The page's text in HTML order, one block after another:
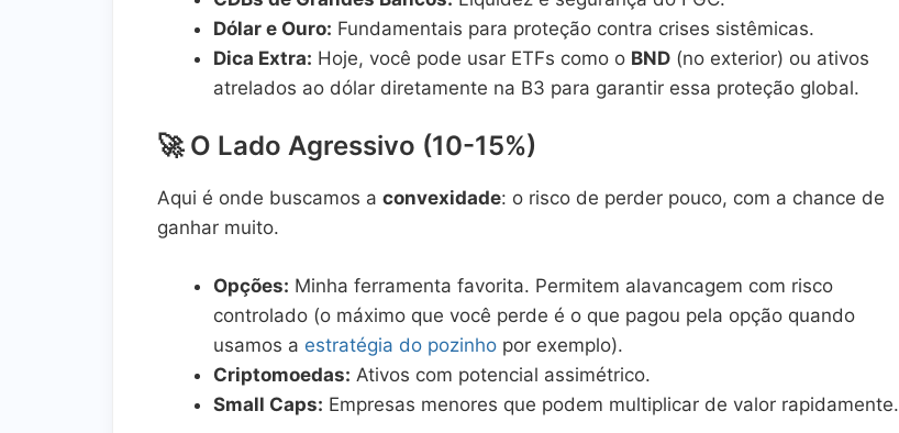
Dólar e Ouro: Fundamentais para proteção contra crises sistêmicas.
Dica Extra: Hoje, você pode usar ETFs como o BND (no exterior) ou ativos
atrelados ao dólar diretamente na B3 para garantir essa proteção global.
🚀 O Lado Agressivo (10-15%)
Aqui é onde buscamos a convexidade: o risco de perder pouco, com a chance de
ganhar muito.
Opções: Minha ferramenta favorita. Permitem alavancagem com risco
controlado (o máximo que você perde é o que pagou pela opção quando
usamos a estratégia do pozinho por exemplo).
Criptomoedas: Ativos com potencial assimétrico.
Small Caps: Empresas menores que podem multiplicar de valor rapidamente.